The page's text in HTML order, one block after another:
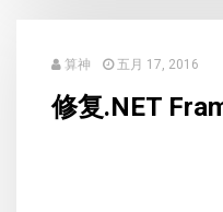
算神 五月 17, 2016
修复.NET